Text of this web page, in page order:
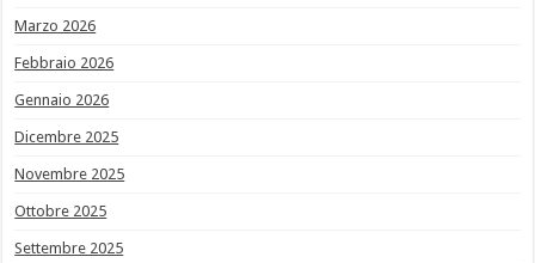
Marzo 2026
Febbraio 2026
Gennaio 2026
Dicembre 2025
Novembre 2025
Ottobre 2025
Settembre 2025